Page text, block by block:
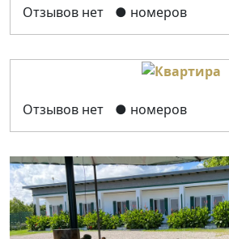
Отзывов нет ● номеров
Отзывов нет ● номеров